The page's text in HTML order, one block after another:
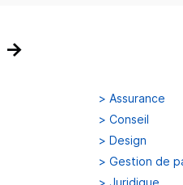
→
> Assurance
> Conseil
> Design
> Gestion de
> Juridique